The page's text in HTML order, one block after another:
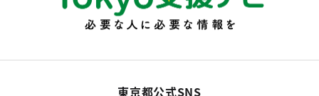
東京都公式SNS